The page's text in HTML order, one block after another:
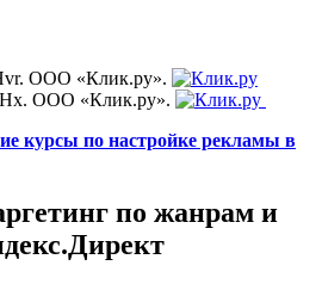
ООО «Клик.ру».
ООО «Клик.ру».
курсы по настройке рекламы в
по жанрам и